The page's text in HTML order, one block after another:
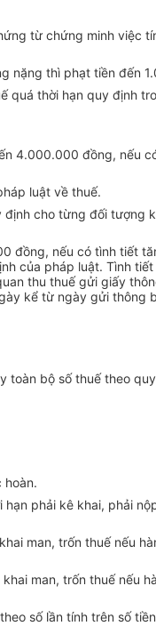
từ chứng minh việc
thì phạt tiền đến
thời hạn quy định
4.000.000 đồng, nếu
luật về thuế.
cho từng đối tượng
đồng, nếu có tình tiết
của pháp luật. Tình
thu thuế gửi giấy
kể từ ngày gửi thông
bộ số thuế theo
hoàn.
phải kê khai, phải
man, trốn thuế nếu
man, trốn thuế nếu
số lần tính trên số